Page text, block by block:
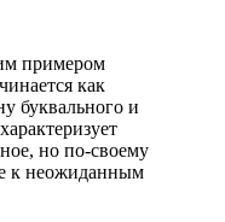
примером
как
буквального и
но по-своему
к неожиданным